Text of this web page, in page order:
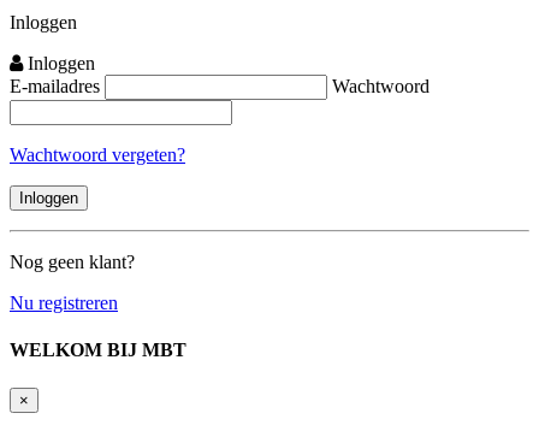
Inloggen
Inloggen
E-mailadres
Wachtwoord
Wachtwoord vergeten?
Nog geen klant?
Nu registreren
WELKOM BIJ MBT
×